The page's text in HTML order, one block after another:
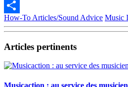
Email
Partager
How-To Articles/Sound Advice Music
Articles pertinents
Musicaction : au service des